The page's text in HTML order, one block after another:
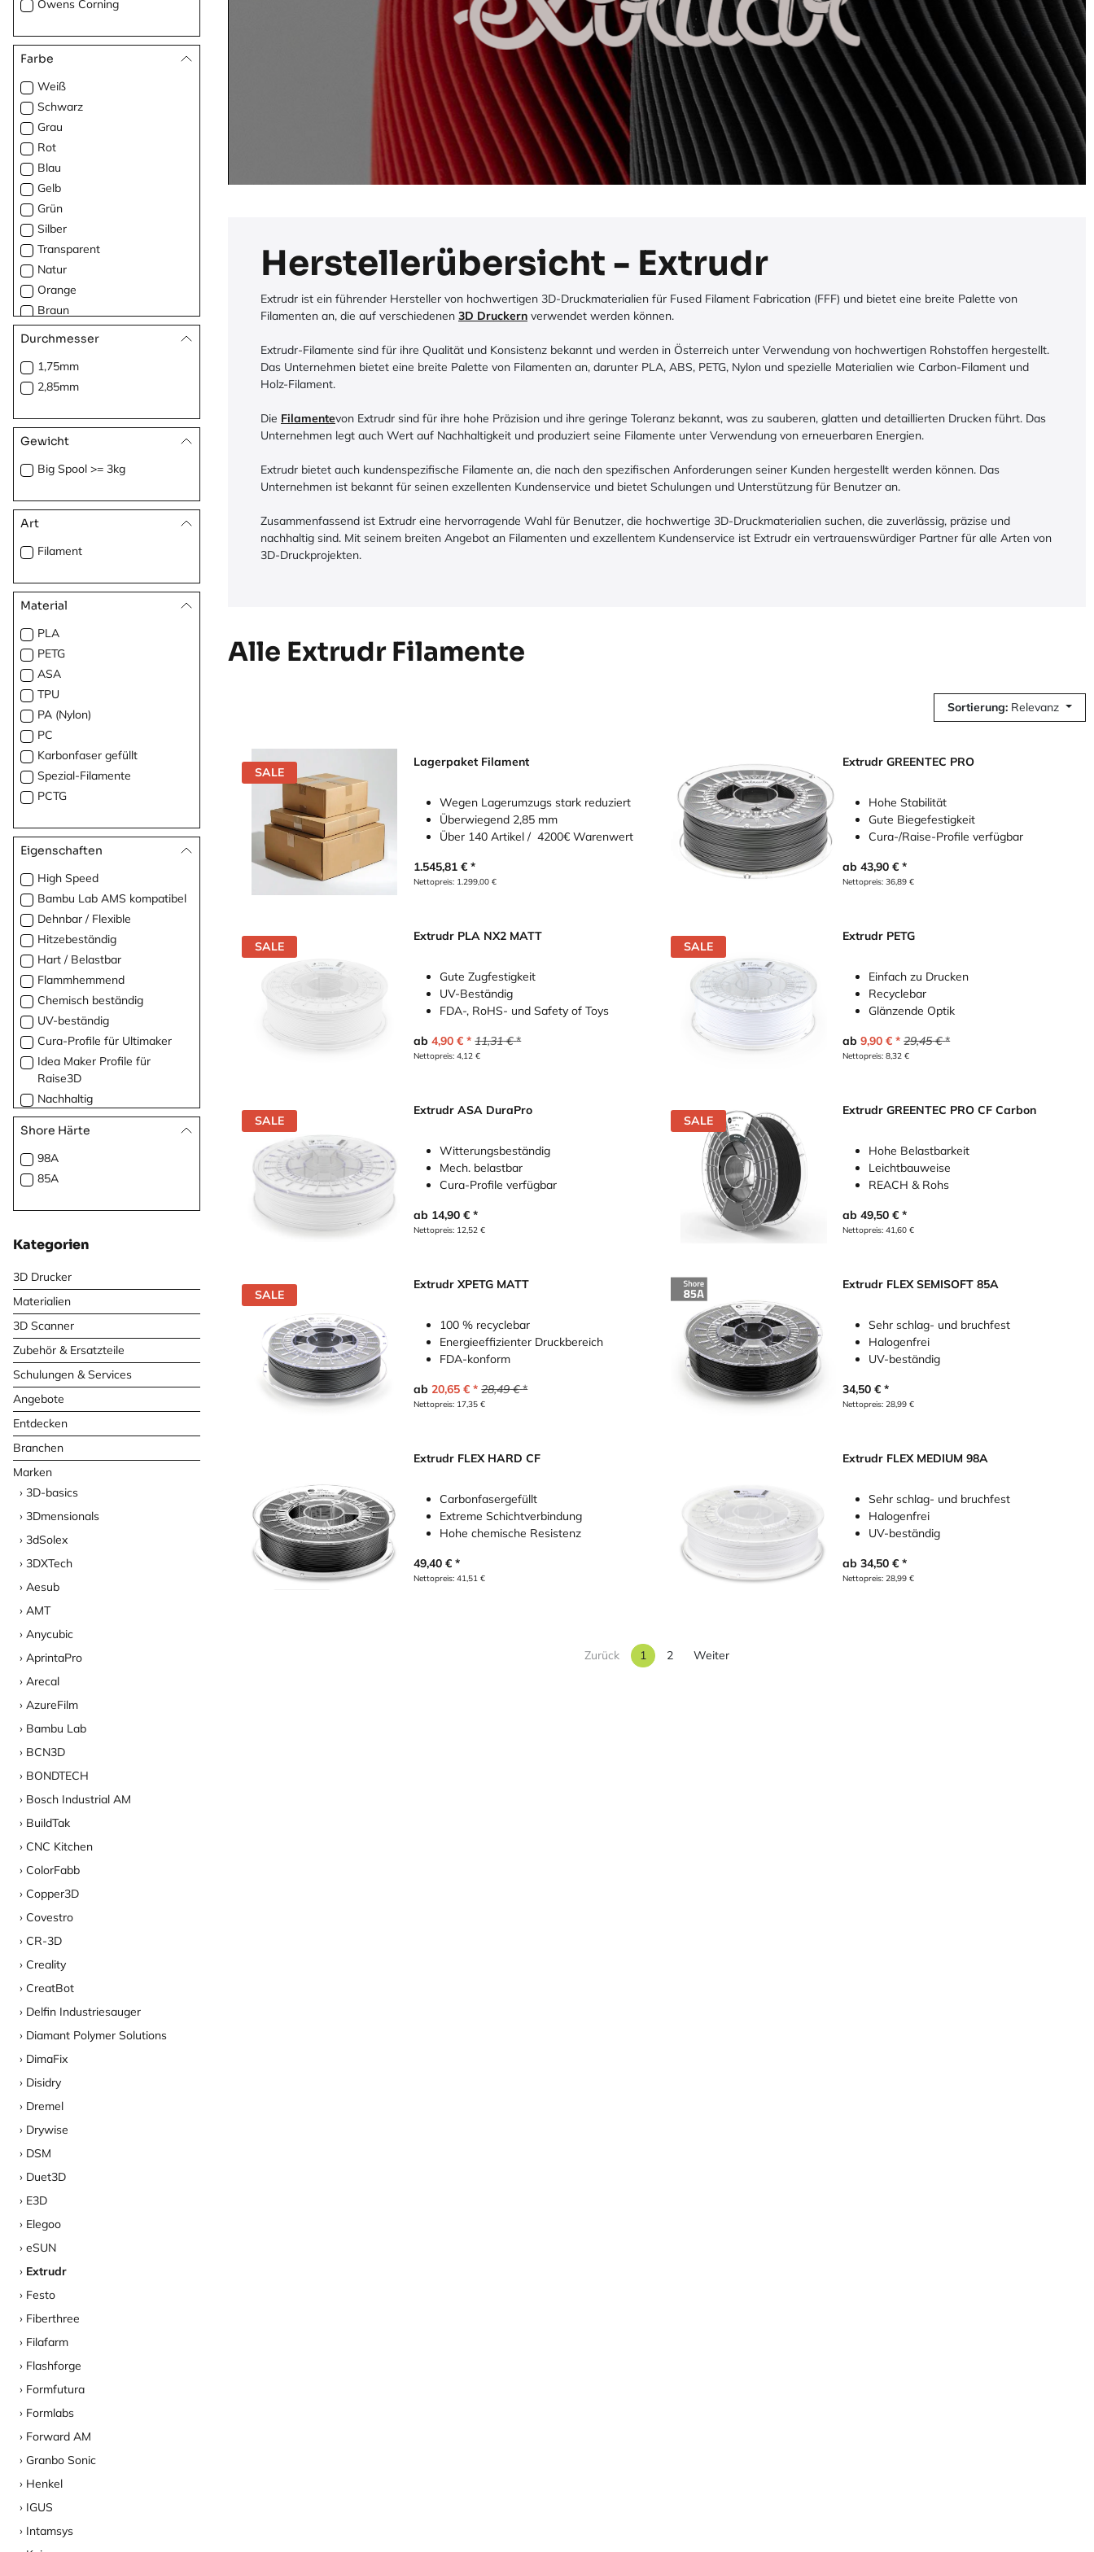
Owens Corning
Farbe
Weiß
Schwarz
Grau
Rot
Blau
Gelb
Grün
Silber
Transparent
Natur
Orange
Braun
Lila
Magenta
Gold
Durchmesser
1,75mm
2,85mm
Gewicht
Big Spool >= 3kg
Art
Filament
Material
PLA
PETG
ASA
TPU
PA (Nylon)
PC
Karbonfaser gefüllt
Spezial-Filamente
PCTG
Eigenschaften
High Speed
Bambu Lab AMS kompatibel
Dehnbar / Flexible
Hitzebeständig
Hart / Belastbar
Flammhemmend
Chemisch beständig
UV-beständig
Cura-Profile für Ultimaker
Idea Maker Profile für
Raise3D
Nachhaltig
Dekorativ
Leicht
Matt
Glänzend
Shore Härte
98A
85A
Kategorien
3D Drucker
Materialien
3D Scanner
Zubehör & Ersatzteile
Schulungen & Services
Angebote
Entdecken
Branchen
Marken
3D-basics
3Dmensionals
3dSolex
3DXTech
Aesub
AMT
Anycubic
AprintaPro
Arecal
AzureFilm
Bambu Lab
BCN3D
BONDTECH
Bosch Industrial AM
BuildTak
CNC Kitchen
ColorFabb
Copper3D
Covestro
CR-3D
Creality
CreatBot
Delfin Industriesauger
Diamant Polymer Solutions
DimaFix
Disidry
Dremel
Drywise
DSM
Duet3D
E3D
Elegoo
eSUN
Extrudr
Festo
Fiberthree
Filafarm
Flashforge
Formfutura
Formlabs
Forward AM
Granbo Sonic
Henkel
IGUS
Intamsys
Herstellerübersicht - Extrudr
Extrudr ist ein führender Hersteller von hochwertigen 3D-Druckmaterialien für Fused Filament Fabrication (FFF) und bietet eine breite Palette von
Filamenten an, die auf verschiedenen 3D Druckern verwendet werden können.
Extrudr-Filamente sind für ihre Qualität und Konsistenz bekannt und werden in Österreich unter Verwendung von hochwertigen Rohstoffen hergestellt.
Das Unternehmen bietet eine breite Palette von Filamenten an, darunter PLA, ABS, PETG, Nylon und spezielle Materialien wie Carbon-Filament und
Holz-Filament.
Die Filamentevon Extrudr sind für ihre hohe Präzision und ihre geringe Toleranz bekannt, was zu sauberen, glatten und detaillierten Drucken führt. Das
Unternehmen legt auch Wert auf Nachhaltigkeit und produziert seine Filamente unter Verwendung von erneuerbaren Energien.
Extrudr bietet auch kundenspezifische Filamente an, die nach den spezifischen Anforderungen seiner Kunden hergestellt werden können. Das
Unternehmen ist bekannt für seinen exzellenten Kundenservice und bietet Schulungen und Unterstützung für Benutzer an.
Zusammenfassend ist Extrudr eine hervorragende Wahl für Benutzer, die hochwertige 3D-Druckmaterialien suchen, die zuverlässig, präzise und
nachhaltig sind. Mit seinem breiten Angebot an Filamenten und exzellentem Kundenservice ist Extrudr ein vertrauenswürdiger Partner für alle Arten von
3D-Druckprojekten.
Alle Extrudr Filamente
Sortierung: Relevanz
SALE
Lagerpaket Filament
Wegen Lagerumzugs stark reduziert
Überwiegend 2,85 mm
Über 140 Artikel / 4200€ Warenwert
1.545,81 €
Nettopreis: 1.299,00 €
Extrudr GREENTEC PRO
Hohe Stabilität
Gute Biegefestigkeit
Cura-/Raise-Profile verfügbar
ab 43,90 €
Nettopreis:36,89 €
SALE
Extrudr PLA NX2 MATT
Gute Zugfestigkeit
UV-Beständig
FDA-, RoHS- und Safety of Toys
ab 4,90 € 11,31€
Nettopreis:4,12 €
SALE
Extrudr PETG
Einfach zu Drucken
Recyclebar
Glänzende Optik
ab 9,90 € 29,45€
Nettopreis:8,32 €
SALE
Extrudr ASA DuraPro
Witterungsbeständig
Mech. belastbar
Cura-Profile verfügbar
ab 14,90 €
Nettopreis: 12,52 €
SALE
Extrudr GREENTEC PRO CF Carbon
Hohe Belastbarkeit
Leichtbauweise
REACH & Rohs
ab 49,50 €
Nettopreis:41,60 €
SALE
Extrudr XPETG MATT
100 % recyclebar
Energieeffizienter Druckbereich
FDA-konform
ab 20,65 € 28,49€
Nettopreis: 17,35 €
Extrudr FLEX SEMISOFT 85A
Sehr schlag- und bruchfest
Halogenfrei
UV-beständig
34,50 €
Nettopreis:28,99 €
Extrudr FLEX HARD CF
Carbonfasergefüllt
Extreme Schichtverbindung
Hohe chemische Resistenz
49,40 €
Nettopreis:41,51 €
Extrudr FLEX MEDIUM 98A
Sehr schlag- und bruchfest
Halogenfrei
UV-beständig
ab 34,50 €
Nettopreis:28,99 €
Zurück 1 2 Weiter